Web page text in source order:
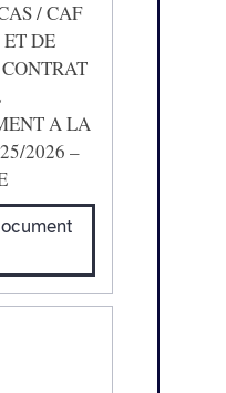
/ CAF
ET DE
A LA
2026 –